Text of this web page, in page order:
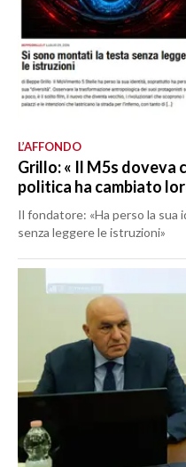
L’AFFONDO
Grillo: « Il M5s doveva
politica ha cambiato
Il fondatore: «Ha perso la
senza leggere le istruzioni»